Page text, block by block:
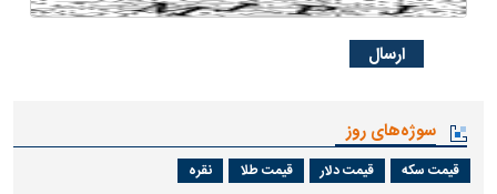
سوژه‌های روز
قیمت سکه قیمت دلار قیمت طلا نقره